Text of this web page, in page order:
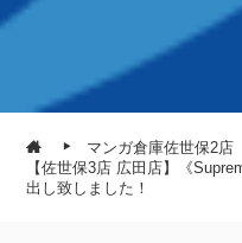
マンガ倉庫佐世保2店
【佐世保3店 広田店】《
出し致しました！